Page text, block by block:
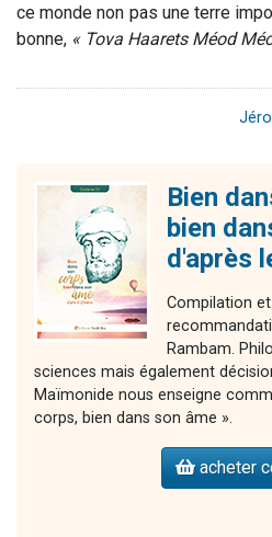
ce monde non pas une terre
bonne, « Tova Haarets Méod
Bien
bien
d'après
Compilation
Rambam.
sciences mais également
Maïmonide nous enseigne
corps, bien dans son âme ».
acheter